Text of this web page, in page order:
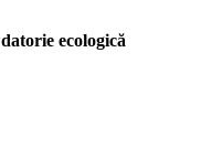
ecologică